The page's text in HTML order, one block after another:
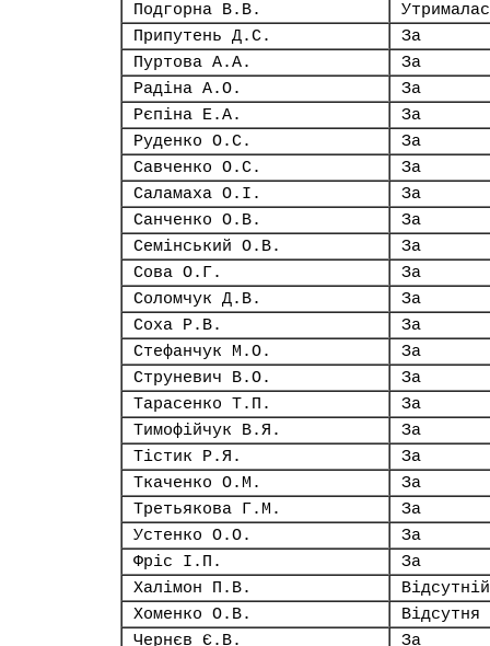
Подгорна В.В.
Припутень Д.С.
За
Пуртова А.А.
За
Радіна А.О.
За
Рєпіна Е.А.
За
Руденко О.С.
За
Савченко О.С.
За
Саламаха О.І.
За
Санченко О.В.
За
Семінський О.В.
За
Сова О.Г.
За
Соломчук Д.В.
За
Соха Р.В.
За
Стефанчук М.О.
За
Струневич В.О.
За
Тарасенко Т.П.
За
Тимофійчук В.Я.
За
Тістик Р.Я.
За
Ткаченко О.М.
За
Третьякова Г.М.
За
Устенко О.О.
За
Фріс І.П.
За
Халімон П.В.
Відсутній
Хоменко О.В.
Відсутня
Чернєв Є.В.
За